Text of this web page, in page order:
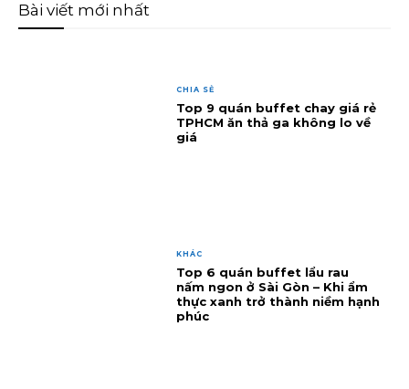
Bài viết mới nhất
CHIA SẺ
Top 9 quán buffet chay giá rẻ
TPHCM ăn thả ga không lo về
giá
KHÁC
Top 6 quán buffet lẩu rau
nấm ngon ở Sài Gòn – Khi ẩm
thực xanh trở thành niềm hạnh
phúc